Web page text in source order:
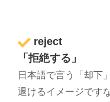
reject
「拒絶する」
日本語で言う「却下
退けるイメージです